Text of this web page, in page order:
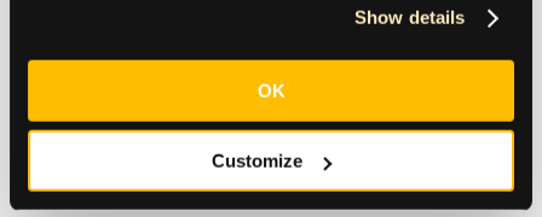
Show details
OK
Customize
Lernzentrum
Top-Alternativen zu
Bill.com